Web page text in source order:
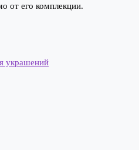
от его комплекции.
украшений